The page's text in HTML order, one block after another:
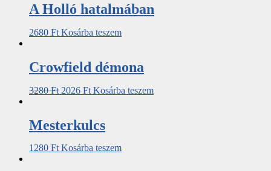
A Holló hatalmában
2680 Ft Kosárba teszem
Crowfield démona
3280Ft 2026 Ft Kosárba teszem
Mesterkulcs
1280 Ft Kosárba teszem